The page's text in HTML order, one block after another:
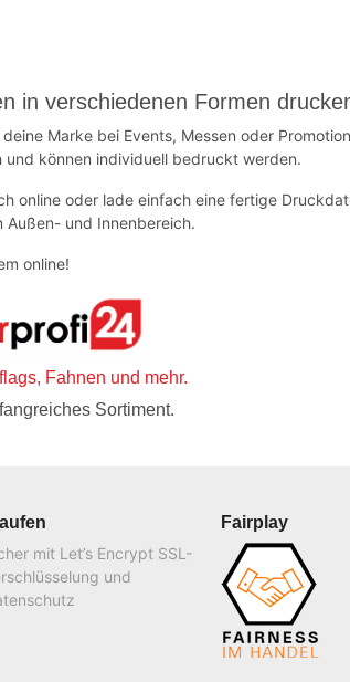
in verschiedenen Formen
Marke bei Events, Messen oder
und können individuell bedruckt werden.
online oder lade einfach eine fertige
und Innenbereich.
online!
Fahnen und mehr.
Sortiment.
mit Let’s Encrypt SSL-
und
Fairplay